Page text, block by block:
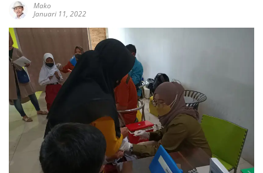
Mako
Januari 11, 2022